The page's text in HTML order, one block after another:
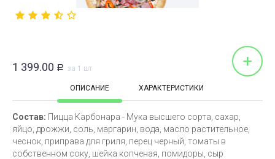
1 399.00 Р за 1 шт +
ОПИСАНИЕ ХАРАКТЕРИСТИКИ
Состав: Пицца Карбонара - Мука высшего сорта, сахар,
яйцо, дрожжи, соль, маргарин, вода, масло растительное,
чеснок, приправа для гриля, перец черный, томаты в
собственном соку, шейка копченая, помидоры, сыр